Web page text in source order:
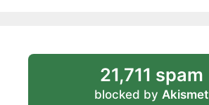
21,711 spam
blocked by Akismet